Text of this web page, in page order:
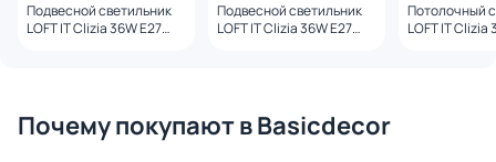
Подвесной светильник
LOFT IT Clizia 36W E27
Подвесной светильник
LOFT IT Clizia 36W E27
Потолочный
LOFT IT Clizia
Почему покупают в Basicdecor